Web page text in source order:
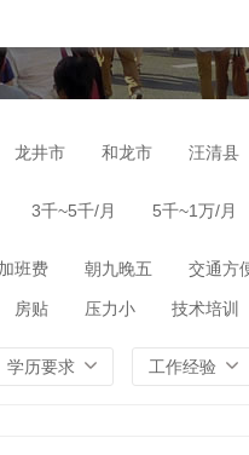
龙井市 和龙市 汪清县
3千~5千/月 5千~1万/月
加班费 朝九晚五 交通方
房贴 压力小 技术培训
学历要求 工作经验